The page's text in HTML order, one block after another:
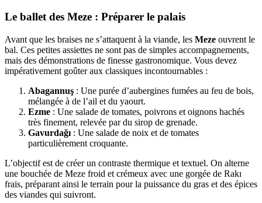
Le ballet des Meze : Préparer le palais
Avant que les braises ne s’attaquent à la viande, les Meze ouvrent le
bal. Ces petites assiettes ne sont pas de simples accompagnements,
mais des démonstrations de finesse gastronomique. Vous devez
impérativement goûter aux classiques incontournables :
Abagannuş : Une purée d’aubergines fumées au feu de bois,
mélangée à de l’ail et du yaourt.
Ezme : Une salade de tomates, poivrons et oignons hachés
très finement, relevée par du sirop de grenade.
Gavurdağı : Une salade de noix et de tomates
particulièrement croquante.
L’objectif est de créer un contraste thermique et textuel. On alterne
une bouchée de Meze froid et crémeux avec une gorgée de Rakı
frais, préparant ainsi le terrain pour la puissance du gras et des épices
des viandes qui suivront.